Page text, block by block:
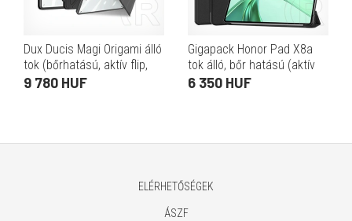
Dux Ducis Magi Origami álló
tok (bőrhatású, aktív flip,
oldalra nyíló, trifold, asztali
9 780 HUF
Gigapack Honor Pad X8a
tok álló, bőr hatású (aktív
flip, trifold, asztali tartó)
6 350 HUF
ELÉRHETŐSÉGEK
ÁSZF